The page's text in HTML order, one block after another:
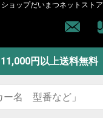
ョップだいまつネットストア
11,000円以上送料無料